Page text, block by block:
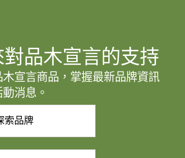
品木宣言的支持
宣言商品，掌握最新品牌資訊
消息。
索品牌